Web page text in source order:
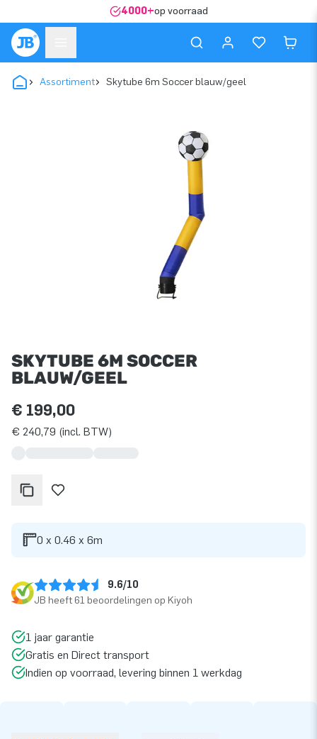
4000+op voorraad
Assortiment Skytube 6m Soccer blauw/geel
SKYTUBE 6M SOCCER
BLAUW/GEEL
€ 199,00
€ 240,79 (incl. BTW)
0 x 0.46 x 6m
9.6/10
JB heeft 61 beoordelingen op Kiyoh
1 jaar garantie
Gratis en Direct transport
Indien op voorraad, levering binnen 1 werkdag